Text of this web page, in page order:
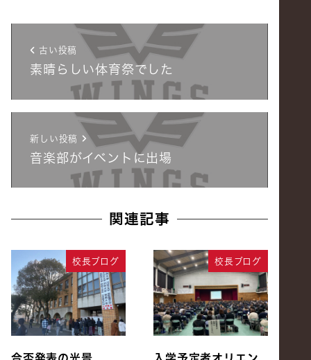
古い投稿
素晴らしい体育祭でした
新しい投稿
音楽部がイベントに出場
関連記事
校長ブログ 校長ブログ